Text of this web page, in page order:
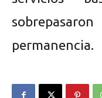
permanencia.